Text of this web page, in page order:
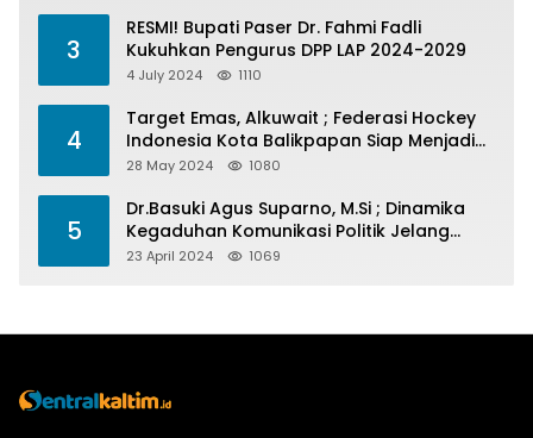
3
RESMI! Bupati Paser Dr. Fahmi Fadli
Kukuhkan Pengurus DPP LAP 2024-2029
4 July 2024 1110
4
Target Emas, Alkuwait ; Federasi Hockey
Indonesia Kota Balikpapan Siap Menjadi
Barometer Prestasi Di Kaltim
28 May 2024 1080
5
Dr.Basuki Agus Suparno, M.Si ; Dinamika
Kegaduhan Komunikasi Politik Jelang
Pesta Politik 2024
23 April 2024 1069